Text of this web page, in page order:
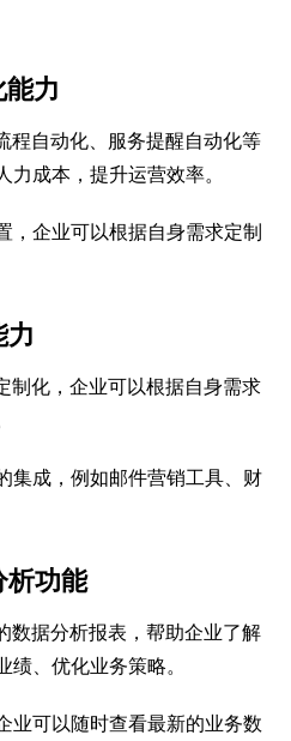
能力
程自动化、服务提醒自动化等
力成本，提升运营效率。
，企业可以根据自身需求定制
力
制化，企业可以根据自身需求
集成，例如邮件营销工具、财
析功能
数据分析报表，帮助企业了解
绩、优化业务策略。
业可以随时查看最新的业务数